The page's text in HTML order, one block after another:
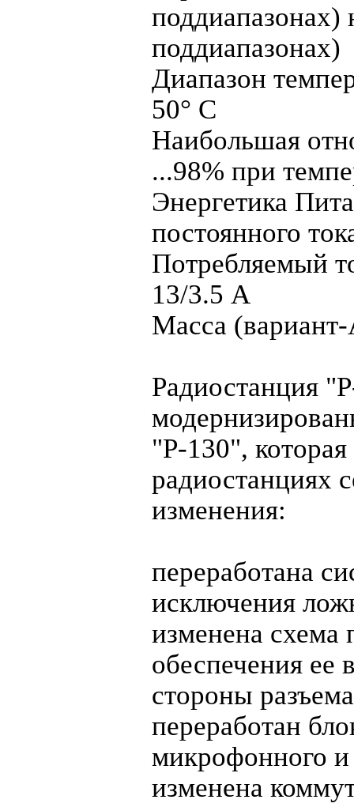
поддиапазонах)
поддиапазонах)
Диапазон
50° С
Наибольшая
...98% при
Энергетика
постоянного
Потребляемый
13/3.5 А
Масса
Радиостанция
"Р-130",
радиостанциях
изменения:
переработана
исключения
изменена схема
обеспечения ее
стороны
переработан
микрофонного и
изменена